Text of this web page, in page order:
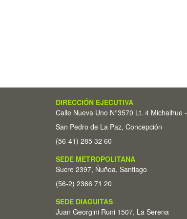
DIRECCIÓN EJECUTIVA
Calle Nueva Uno N°3570 Lt. 4 Michaihue -
San Pedro de La Paz, Concepción
(56-41) 285 32 60
SEDE METROPOLITANA
Sucre 2397, Ñuñoa, Santiago
(56-2) 2366 71 20
SEDE DIAGUITAS
Juan Georgini Runi 1507, La Serena